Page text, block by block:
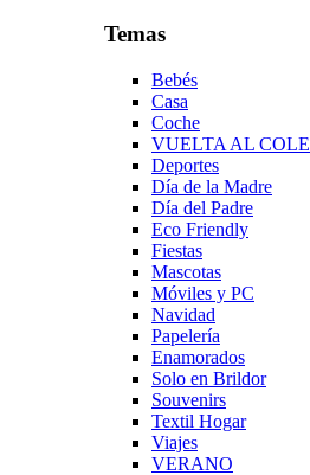
Temas
Bebés
Casa
Coche
VUELTA AL COLE
Deportes
Día de la Madre
Día del Padre
Eco Friendly
Fiestas
Mascotas
Móviles y PC
Navidad
Papelería
Enamorados
Solo en Brildor
Souvenirs
Textil Hogar
Viajes
VERANO